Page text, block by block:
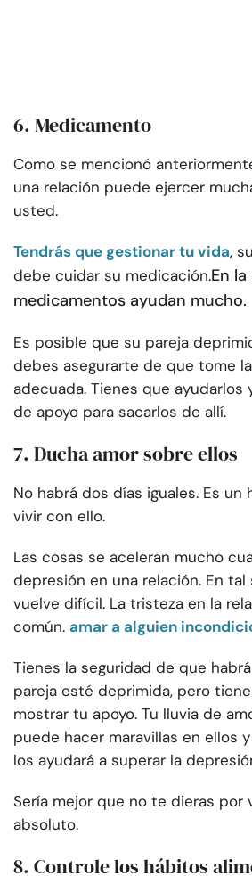
6. Medicamento
Como se mencionó
una relación puede ejercer
usted.
Tendrás que gestionar tu vida,
debe cuidar su medicación.En
medicamentos ayudan mucho.
Es posible que su pareja
debes asegurarte de que tome
adecuada. Tienes que ayudarlos
de apoyo para sacarlos de allí.
7. Ducha amor sobre ellos
No habrá dos días iguales. Es un
vivir con ello.
Las cosas se aceleran mucho
depresión en una relación. En tal
vuelve difícil. La tristeza en la
común. amar a alguien
Tienes la seguridad de que
pareja esté deprimida, pero
mostrar tu apoyo. Tu lluvia de
puede hacer maravillas en ellos
los ayudará a superar la
Sería mejor que no te dieras por
absoluto.
8. Controle los hábitos